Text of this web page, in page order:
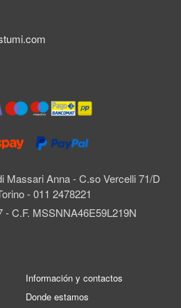
Massari Anna - C.so Vercelli 71/D
- 011 2478221
- C.F. MSSNNA46E59L219N
Información y contactos
Donde estamos